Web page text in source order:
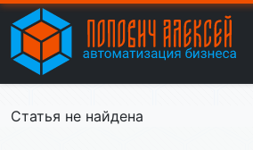
Статья не найдена